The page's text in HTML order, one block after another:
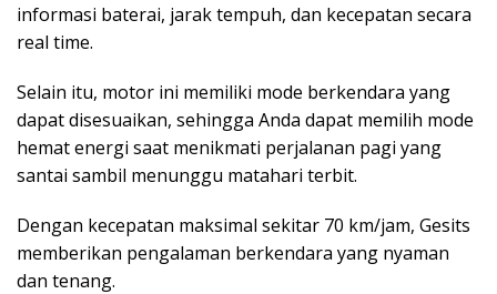
informasi baterai, jarak tempuh, dan kecepatan secara
real time.
Selain itu, motor ini memiliki mode berkendara yang
dapat disesuaikan, sehingga Anda dapat memilih mode
hemat energi saat menikmati perjalanan pagi yang
santai sambil menunggu matahari terbit.
Dengan kecepatan maksimal sekitar 70 km/jam, Gesits
memberikan pengalaman berkendara yang nyaman
dan tenang.